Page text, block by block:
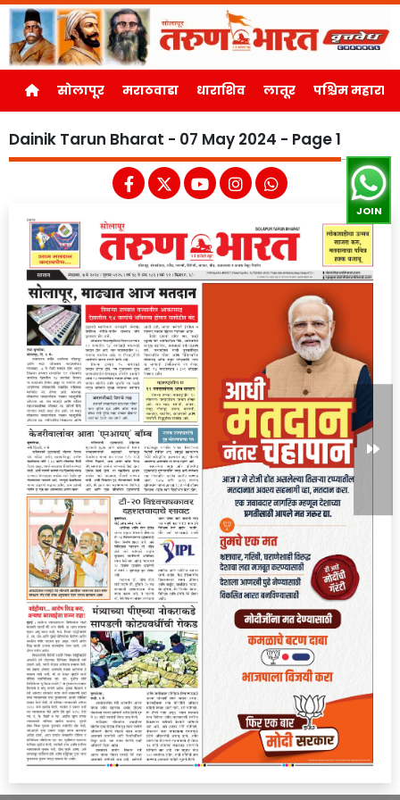
सोलापूर मराठवाडा धाराशिव लातूर पश्चिम महाराष्ट्र
JOIN
Dainik Tarun Bharat - 07 May 2024 - Page 1